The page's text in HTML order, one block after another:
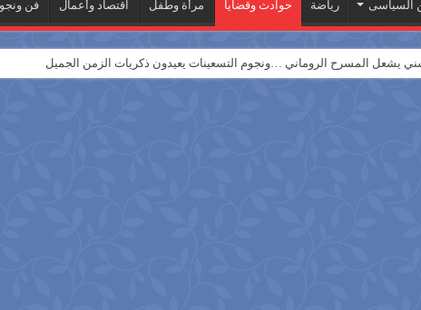
السياسى رياضة حوادث وقضايا مرأة وطفل اقتصاد وأعمال فن
يشعل المسرح الروماني …ونجوم التسعينات يعيدون ذكريات الزمن الجميل